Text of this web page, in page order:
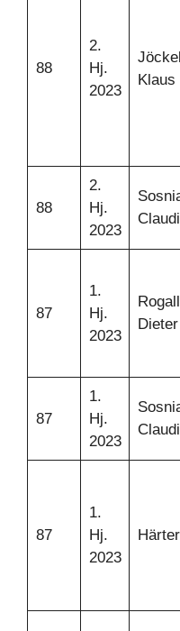
88
2.
Hj.
2023
Klaus
88
2.
Hj.
2023
87
1.
Hj.
2023
Dieter
87
1.
Hj.
2023
87
1.
Hj.
2023